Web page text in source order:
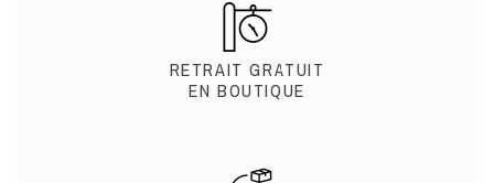
RETRAIT GRATUIT
EN BOUTIQUE